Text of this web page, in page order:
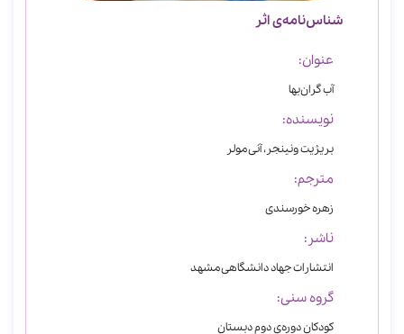
شناس‌نامه‌ی اثر
عنوان:
آب گران‌بها
نویسنده:
بریژیت ونینجر، آنی مولر
مترجم:
زهره خورسندی
ناشر:
انتشارات جهاد دانشگاهی مشهد
گروه سنی:
کودکان دوره‌ی دوم دبستان